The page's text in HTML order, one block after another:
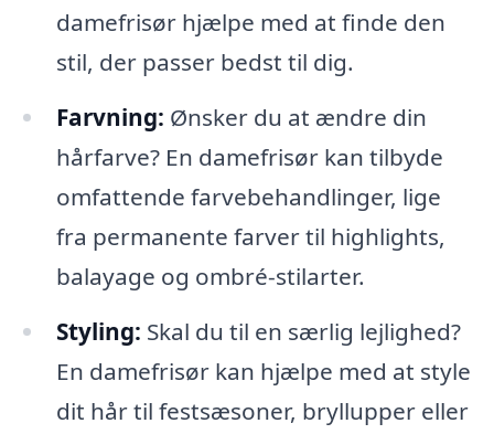
damefrisør hjælpe med at finde den
stil, der passer bedst til dig.
Farvning: Ønsker du at ændre din
hårfarve? En damefrisør kan tilbyde
omfattende farvebehandlinger, lige
fra permanente farver til highlights,
balayage og ombré-stilarter.
Styling: Skal du til en særlig lejlighed?
En damefrisør kan hjælpe med at style
dit hår til festsæsoner, bryllupper eller